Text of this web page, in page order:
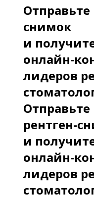
снимок
и
онлайн-
лидеров
рентген-
и
онлайн-
лидеров